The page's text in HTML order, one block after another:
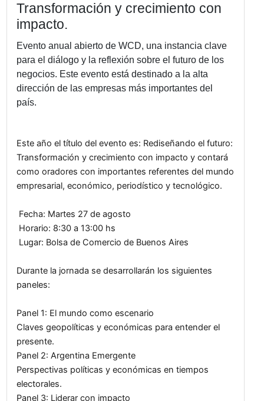
Rediseñando el futuro:
Transformación y crecimiento
impacto.
para el diálogo y la reflexión sobre el futuro de
negocios. Este evento está destinado a la alta
dirección de las empresas más importantes del
Este año el título del evento es: Rediseñando el
Transformación y crecimiento con impacto y
como oradores con importantes referentes del
Fecha: Martes 27 de agosto
Horario: 8:30 a 13:00 hs
Lugar: Bolsa de Comercio de Buenos Aires